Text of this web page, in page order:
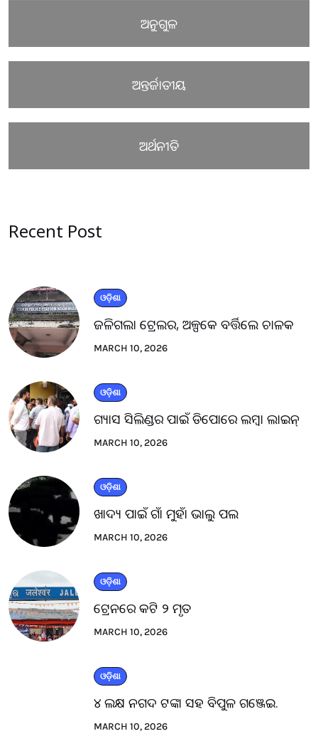
ଅନୁଗୁଳ
ଅନ୍ତର୍ଜାତୀୟ
ଅର୍ଥନୀତି
Recent Post
ଓଡ଼ିଶା
ଜଳିଗଲା ଟ୍ରେଲର, ଅଳ୍ପକେ ବର୍ତ୍ତିଲେ ଚାଳକ
MARCH 10, 2026
ଓଡ଼ିଶା
ଗ୍ୟାସ ସିଲିଣ୍ଡର ପାଇଁ ଡିପୋରେ ଲମ୍ବା ଲାଇନ୍
MARCH 10, 2026
ଓଡ଼ିଶା
ଖାଦ୍ୟ ପାଇଁ ଗାଁ ମୁହାଁ ଭାଲୁ ପଲ
MARCH 10, 2026
ଓଡ଼ିଶା
ଟ୍ରେନରେ କଟି ୨ ମୃତ
MARCH 10, 2026
ଓଡ଼ିଶା
୪ ଲକ୍ଷ ନଗଦ ଟଙ୍କା ସହ ବିପୁଳ ଗଞ୍ଜେଇ.
MARCH 10, 2026